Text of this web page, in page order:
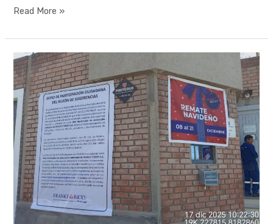
Read More »
DAA,
DECLARACION
DE
ADECUACION
AMBIENTAL
DE
FRANKY
RICKY
S.A